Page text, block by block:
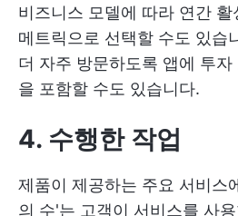
비즈니스 모델에 따라 연간
메트릭으로 선택할 수도 있습
더 자주 방문하도록 앱에 투
을 포함할 수도 있습니다.
4. 수행한 작업
제품이 제공하는 주요 서비스
의 수'는 고객이 서비스를 사